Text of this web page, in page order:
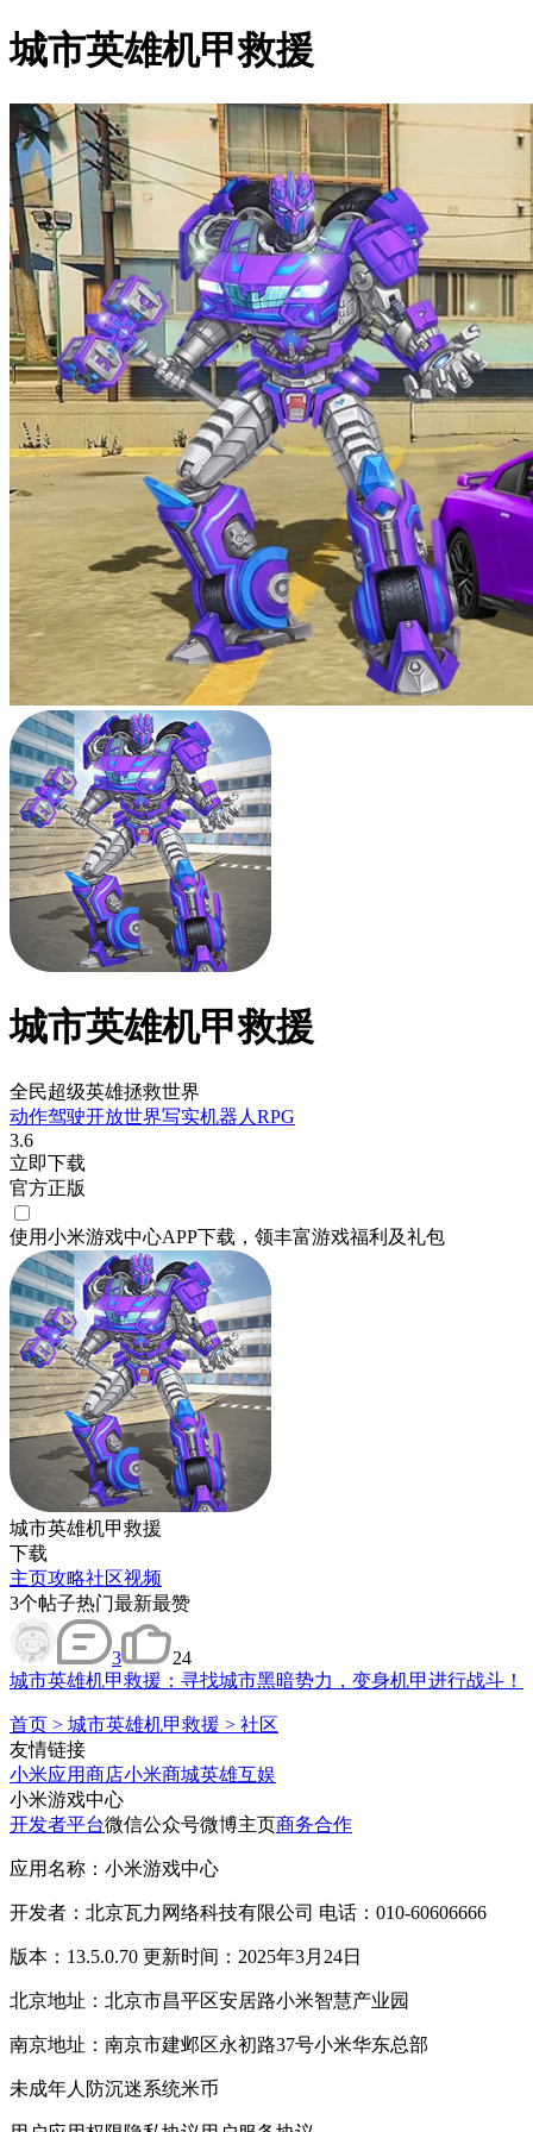
城市英雄机甲救援
城市英雄机甲救援
全民超级英雄拯救世界
动作驾驶开放世界写实机器人 RPG
3.6
立即下载
官方正版
使用小米游戏中心APP下载 ，领丰富游戏福利 及礼包
城市英雄机甲救援
下载
主页攻略社区视频
3个帖子热门最新最赞
3
24
城市英雄机甲救援：寻找城市黑暗势力，变身机甲进行战斗！
首页 > 城市英雄机甲救援 > 社区
友情链接
小米应用商店小米商城英雄互娱
小米游戏中心
开发者平台微信公众号微博主页商务合作
应用名称：小米游戏中心
开发者：北京瓦力网络科技有限公司 电话：010-60606666
版本：13.5.0.70 更新时间：2025年3月24日
北京地址：北京市昌平区安居路小米智慧产业园
南京地址：南京市建邺区永初路37号小米华东总部
未成年人防沉迷系统米币